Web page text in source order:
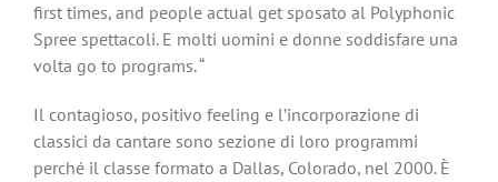
first times, and people actual get sposato al Polyphonic
Spree spettacoli. E molti uomini e donne soddisfare una
volta go to programs. “
Il contagioso, positivo feeling e l’incorporazione di
classici da cantare sono sezione di loro programmi
perché il classe formato a Dallas, Colorado, nel 2000. È